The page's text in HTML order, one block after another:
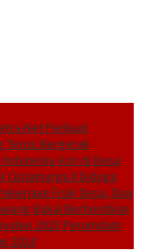
Net Perkuat
Terus Bergerak
Asri di Desa
Ciptamarga II Diduga
Fisik Desa, Dua
Bakal Berhentikan
2025 Perumdam
2024